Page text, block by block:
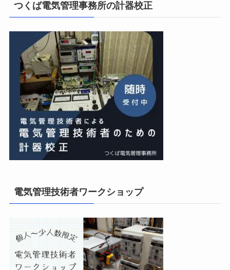
つくば電気管理事務所の計器校正
電気管理技術者ワークショップ